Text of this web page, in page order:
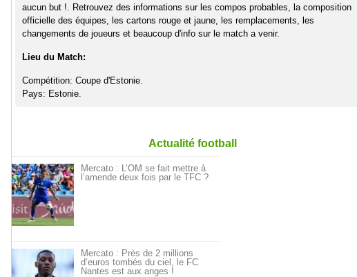
aucun but !. Retrouvez des informations sur les compos probables, la composition
officielle des équipes, les cartons rouge et jaune, les remplacements, les
changements de joueurs et beaucoup d'info sur le match a venir.
Lieu du Match:
Compétition: Coupe d'Estonie.
Pays: Estonie.
Actualité football
Mercato : L’OM se fait mettre à
l’amende deux fois par le TFC ?
Mercato : Près de 2 millions
d’euros tombés du ciel, le FC
Nantes est aux anges !